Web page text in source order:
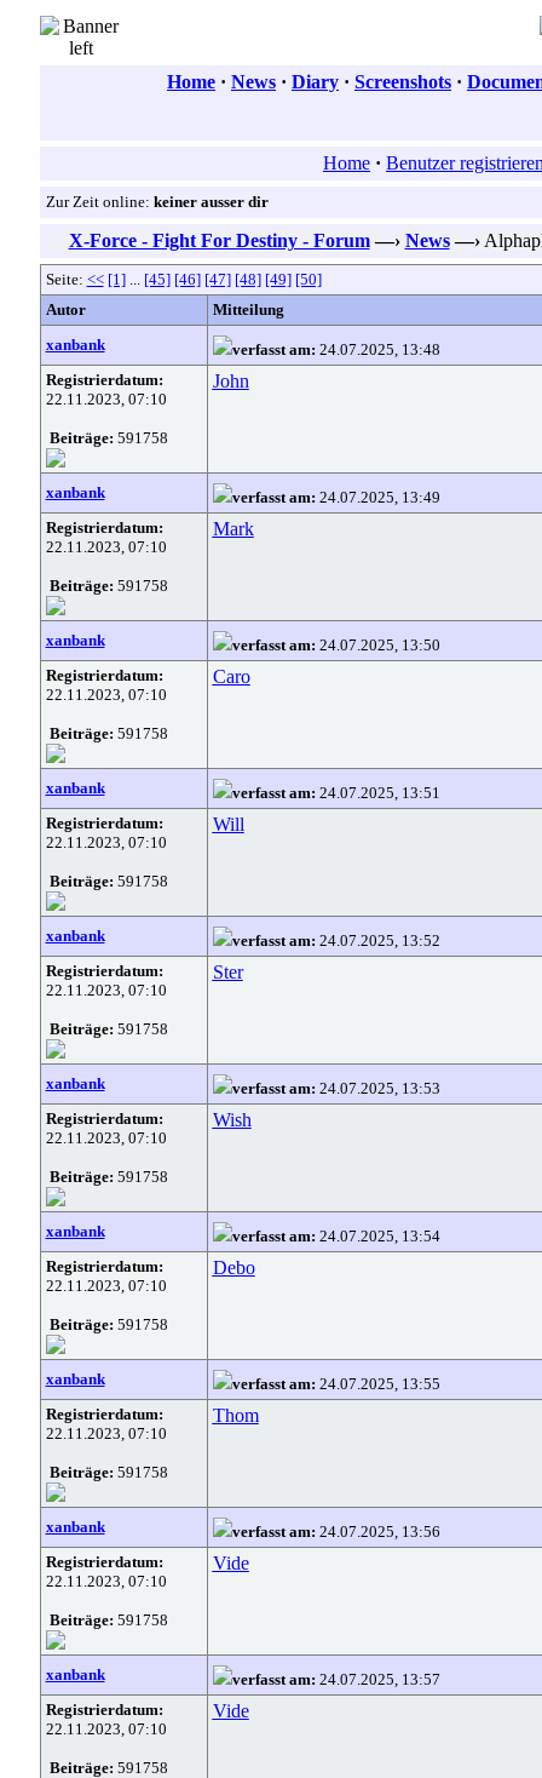
Home · News · Diary · Screenshots ·
Home · Benutzer
Zur Zeit online: keiner ausser dir
X-Force - Fight For Destiny - Forum —› News —›
Seite: << [1]... [45] [46] [47] [48] [49] [50]
Autor
Mitteilung
xanbank
verfasst am: 24.07.2025, 13:48
Registrierdatum:
22.11.2023, 07:10
Beiträge: 591758
John
xanbank verfasst am: 24.07.2025, 13:49
Registrierdatum:
22.11.2023, 07:10
Beiträge: 591758
Mark
xanbank verfasst am: 24.07.2025, 13:50
Registrierdatum:
22.11.2023, 07:10
Beiträge: 591758
Caro
xanbank verfasst am: 24.07.2025, 13:51
Registrierdatum:
22.11.2023, 07:10
Beiträge: 591758
Will
xanbank verfasst am: 24.07.2025, 13:52
Registrierdatum:
22.11.2023, 07:10
Beiträge: 591758
Ster
xanbank verfasst am: 24.07.2025, 13:53
Registrierdatum:
22.11.2023, 07:10
Beiträge: 591758
Wish
xanbank verfasst am: 24.07.2025, 13:54
Registrierdatum:
22.11.2023, 07:10
Beiträge: 591758
Debo
xanbank verfasst am: 24.07.2025, 13:55
Registrierdatum:
22.11.2023, 07:10
Beiträge: 591758
Thom
xanbank verfasst am: 24.07.2025, 13:56
Registrierdatum:
22.11.2023, 07:10
Beiträge: 591758
Vide
xanbank verfasst am: 24.07.2025, 13:57
Registrierdatum:
22.11.2023, 07:10
Beiträge: 591758
Vide